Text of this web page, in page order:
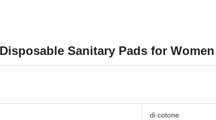
Sanitary Pads for
di cotone